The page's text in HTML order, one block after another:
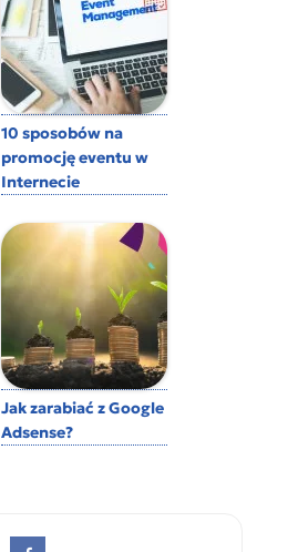
10 sposobów na
promocję eventu w
Internecie
Jak zarabiać z Google
Adsense?